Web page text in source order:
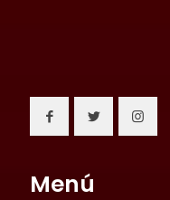
Menú